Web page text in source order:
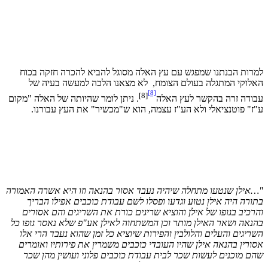
הבנתנו שמפגש עם עץ האלה מסוגל להביא להכרה חזקה בכוח
המתגלה בעולם הצומח, לא מצאנו הלכה למעשה בעיה של
זרה בהקשר לעץ האלה
[8]
[8]. ניתן לומר שהיותה של האלה "מקום
פוטנציאלי ולא הע"ז עצמה, הוא ש"מכשיר" את העץ עבורנו.
שנטעו מתחלה שיהיה נעבד אסור בהנאה וזו היא אשרה האמורה
היה אילן נטוע וגדעו ופסלו לשם עבודת כוכבים אפילו הבריך
בגופו של אילן והוציא שריגים כורת את השריגים והם אסורים
ושאר האילן מותר וכן המשתחוה לאילן אע"פ שלא נאסר גופו כל
והעלים והלולבין והפירות שיוציא כל זמן שהוא נעבד הרי אלו
בהנאה אילן שהיו העובדי כוכבים משמרין את פירותיו ואומרים
מוכנים לעשות שכר לבית עבודת כוכבים פלוני ועושין מהן שכר